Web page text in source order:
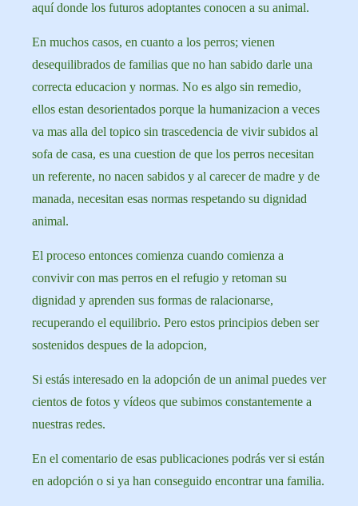
aquí donde los futuros adoptantes conocen a su animal.
En muchos casos, en cuanto a los perros; vienen
desequilibrados de familias que no han sabido darle una
correcta educacion y normas. No es algo sin remedio,
ellos estan desorientados porque la humanizacion a veces
va mas alla del topico sin trascedencia de vivir subidos al
sofa de casa, es una cuestion de que los perros necesitan
un referente, no nacen sabidos y al carecer de madre y de
manada, necesitan esas normas respetando su dignidad
animal.
El proceso entonces comienza cuando comienza a
convivir con mas perros en el refugio y retoman su
dignidad y aprenden sus formas de ralacionarse,
recuperando el equilibrio. Pero estos principios deben ser
sostenidos despues de la adopcion,
Si estás interesado en la adopción de un animal puedes ver
cientos de fotos y vídeos que subimos constantemente a
nuestras redes.
En el comentario de esas publicaciones podrás ver si están
en adopción o si ya han conseguido encontrar una familia.